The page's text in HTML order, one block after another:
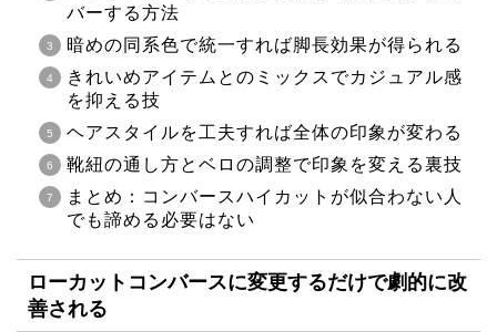
バーする方法
暗めの同系色で統一すれば脚長効果が得られる
きれいめアイテムとのミックスでカジュアル感
を抑える技
ヘアスタイルを工夫すれば全体の印象が変わる
靴紐の通し方とベロの調整で印象を変える裏技
まとめ：コンバースハイカットが似合わない人
でも諦める必要はない
ローカットコンバースに変更するだけで劇的に改
善される